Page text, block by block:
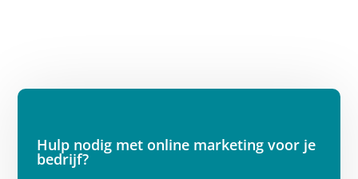
Hulp nodig met online marketing voor je
bedrijf?